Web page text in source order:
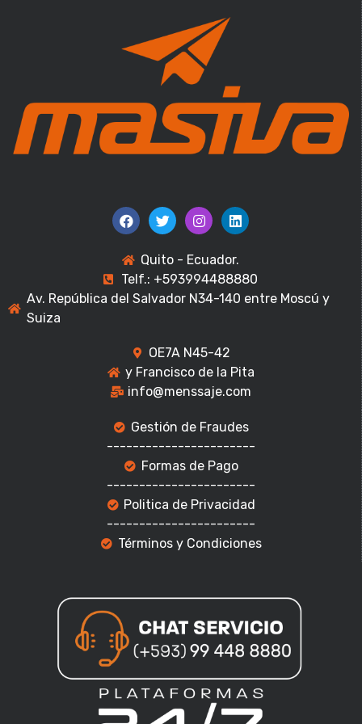
Quito - Ecuador.
Telf.: +593994488880
Av. República del Salvador N34-140 entre Moscú y
Suiza
OE7A N45-42
y Francisco de la Pita
info@menssaje.com
Gestión de Fraudes
-----------------------
Formas de Pago
-----------------------
Politica de Privacidad
-----------------------
Términos y Condiciones